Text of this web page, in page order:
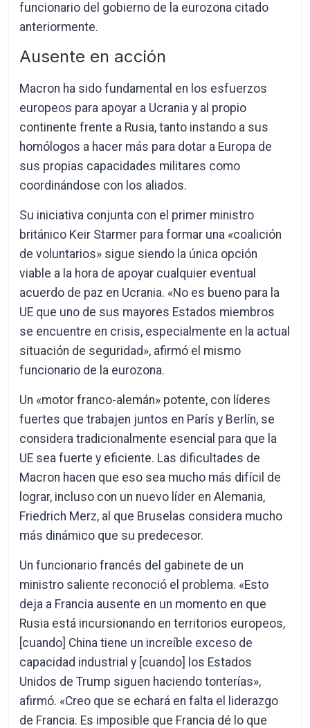
funcionario del gobierno de la eurozona citado
anteriormente.
Ausente en acción
Macron ha sido fundamental en los esfuerzos
europeos para apoyar a Ucrania y al propio
continente frente a Rusia, tanto instando a sus
homólogos a hacer más para dotar a Europa de
sus propias capacidades militares como
coordinándose con los aliados.
Su iniciativa conjunta con el primer ministro
británico Keir Starmer para formar una «coalición
de voluntarios» sigue siendo la única opción
viable a la hora de apoyar cualquier eventual
acuerdo de paz en Ucrania. «No es bueno para la
UE que uno de sus mayores Estados miembros
se encuentre en crisis, especialmente en la actual
situación de seguridad», afirmó el mismo
funcionario de la eurozona.
Un «motor franco-alemán» potente, con líderes
fuertes que trabajen juntos en París y Berlín, se
considera tradicionalmente esencial para que la
UE sea fuerte y eficiente. Las dificultades de
Macron hacen que eso sea mucho más difícil de
lograr, incluso con un nuevo líder en Alemania,
Friedrich Merz, al que Bruselas considera mucho
más dinámico que su predecesor.
Un funcionario francés del gabinete de un
ministro saliente reconoció el problema. «Esto
deja a Francia ausente en un momento en que
Rusia está incursionando en territorios europeos,
[cuando] China tiene un increíble exceso de
capacidad industrial y [cuando] los Estados
Unidos de Trump siguen haciendo tonterías»,
afirmó. «Creo que se echará en falta el liderazgo
de Francia. Es imposible que Francia dé lo que